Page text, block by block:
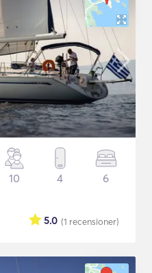
10 4 6
(1 recensioner)
5.0